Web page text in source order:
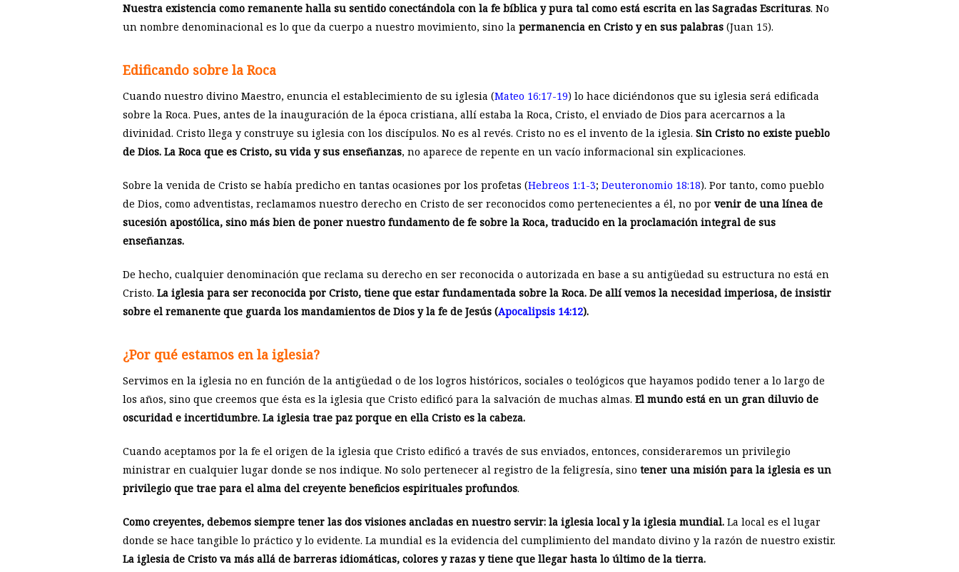
Nuestra existencia como remanente halla su sentido conectándola con la fe bíblica y pura tal como está escrita en las Sagradas Escrituras. No
un nombre denominacional es lo que da cuerpo a nuestro movimiento, sino la permanencia en Cristo y en sus palabras (Juan 15).
Edificando sobre la Roca
Cuando nuestro divino Maestro, enuncia el establecimiento de su iglesia (Mateo 16:17-19) lo hace diciéndonos que su iglesia será edificada
sobre la Roca. Pues, antes de la inauguración de la época cristiana, allí estaba la Roca, Cristo, el enviado de Dios para acercarnos a la
divinidad. Cristo llega y construye su iglesia con los discípulos. No es al revés. Cristo no es el invento de la iglesia. Sin Cristo no existe pueblo
de Dios. La Roca que es Cristo, su vida y sus enseñanzas, no aparece de repente en un vacío informacional sin explicaciones.
Sobre la venida de Cristo se había predicho en tantas ocasiones por los profetas (Hebreos 1:1-3; Deuteronomio 18:18). Por tanto, como pueblo
de Dios, como adventistas, reclamamos nuestro derecho en Cristo de ser reconocidos como pertenecientes a él, no por venir de una línea de
sucesión apostólica, sino más bien de poner nuestro fundamento de fe sobre la Roca, traducido en la proclamación integral de sus
enseñanzas.
De hecho, cualquier denominación que reclama su derecho en ser reconocida o autorizada en base a su antigüedad su estructura no está en
Cristo. La iglesia para ser reconocida por Cristo, tiene que estar fundamentada sobre la Roca. De allí vemos la necesidad imperiosa, de insistir
sobre el remanente que guarda los mandamientos de Dios y la fe de Jesús (Apocalipsis 14:12).
¿Por qué estamos en la iglesia?
Servimos en la iglesia no en función de la antigüedad o de los logros históricos, sociales o teológicos que hayamos podido tener a lo largo de
los años, sino que creemos que ésta es la iglesia que Cristo edificó para la salvación de muchas almas. El mundo está en un gran diluvio de
oscuridad e incertidumbre. La iglesia trae paz porque en ella Cristo es la cabeza.
Cuando aceptamos por la fe el origen de la iglesia que Cristo edificó a través de sus enviados, entonces, consideraremos un privilegio
ministrar en cualquier lugar donde se nos indique. No solo pertenecer al registro de la feligresía, sino tener una misión para la iglesia es un
privilegio que trae para el alma del creyente beneficios espirituales profundos.
Como creyentes, debemos siempre tener las dos visiones ancladas en nuestro servir: la iglesia local y la iglesia mundial. La local es el lugar
donde se hace tangible lo práctico y lo evidente. La mundial es la evidencia del cumplimiento del mandato divino y la razón de nuestro existir.
La iglesia de Cristo va más allá de barreras idiomáticas, colores y razas y tiene que llegar hasta lo último de la tierra.